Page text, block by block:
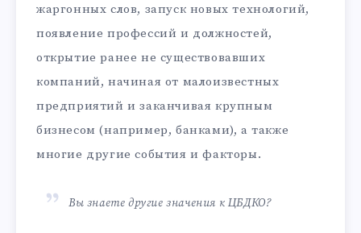
жаргонных слов, запуск новых технологий,
появление профессий и должностей,
открытие ранее не существовавших
компаний, начиная от малоизвестных
предприятий и заканчивая крупным
бизнесом (например, банками), а также
многие другие события и факторы.
Вы знаете другие значения к ЦБДКО?